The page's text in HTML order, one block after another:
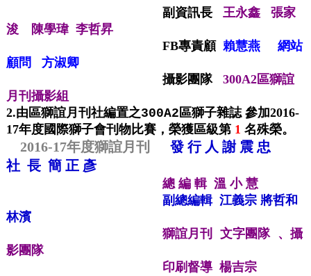
副資訊長 王永鑫張家
浚 陳學瑋 李哲昇
FB專責顧 賴慧燕
網站
顧問 方淑卿
攝影團隊
300A2區獅誼
月刊攝影組
2.由區獅誼月刊社編置之300A2 區獅子雜誌 參加2016-
17年度國際獅子會刊物比賽，榮獲區級第 1 名殊榮。
2016-17年度獅誼月刊
發 行 人 謝 震 忠
社 長 簡 正 彥
總 編 輯 溫 小 慧
副總編輯 江義宗 將哲和
林濱
獅誼月刊 文字團隊 、 攝
影團隊
印刷督導 楊吉宗